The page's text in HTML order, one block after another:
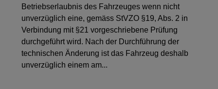
Betriebserlaubnis des Fahrzeuges wenn nicht
unverzüglich eine, gemäss StVZO §19, Abs. 2 in
Verbindung mit §21 vorgeschriebene Prüfung
durchgeführt wird. Nach der Durchführung der
technischen Änderung ist das Fahrzeug deshalb
unverzüglich einem am...